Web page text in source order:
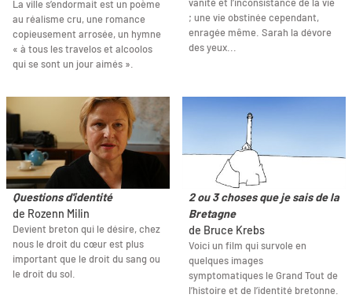
La ville s’endormait est un poème
au réalisme cru, une romance
copieusement arrosée, un hymne
« à tous les travelos et alcoolos
qui se sont un jour aimés ».
; une vie obstinée cependant,
enragée même. Sarah la dévore
des yeux...
Questions d'identité
de Rozenn Milin
Devient breton qui le désire, chez
nous le droit du cœur est plus
important que le droit du sang ou
le droit du sol.
2 ou 3 choses que je sais de la
Bretagne
de Bruce Krebs
Voici un film qui survole en
quelques images
symptomatiques le Grand Tout de
l’histoire et de l’identité bretonne.